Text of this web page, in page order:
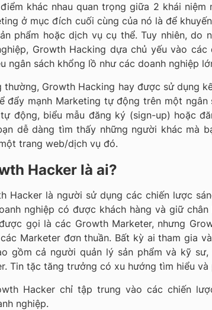
khác nhau quan trọng giữa 2 khái niệm
ở mục đích cuối cùng của nó là để
phẩm hoặc dịch vụ cụ thể. Tuy nhiên, do
Growth Hacking dựa chủ yếu vào
ngân sách khổng lồ như các doanh nghiệp
thường, Growth Hacking hay được sử dụng
đẩy mạnh Marketing tự động trên một ngân
động, biểu mẫu đăng ký (sign-up) hoặc
dễ dàng tìm thấy những người khác mà
trang web/dịch vụ đó.
Hacker là ai?
Hacker là người sử dụng các chiến lược
nghiệp có được khách hàng và giữ
gọi là các Growth Marketer, nhưng
Marketer đơn thuần. Bất kỳ ai tham gia
gồm cả người quản lý sản phẩm và kỹ
Tin tặc tăng trưởng có xu hướng tìm hiểu và
Hacker chỉ tập trung vào các chiến
nghiệp.